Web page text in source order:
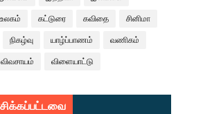
உலகம் கட்டுரை கவிதை சினிமா
நிகழ்வு யாழ்ப்பாணம் வணிகம்
விவசாயம் விளையாட்டு